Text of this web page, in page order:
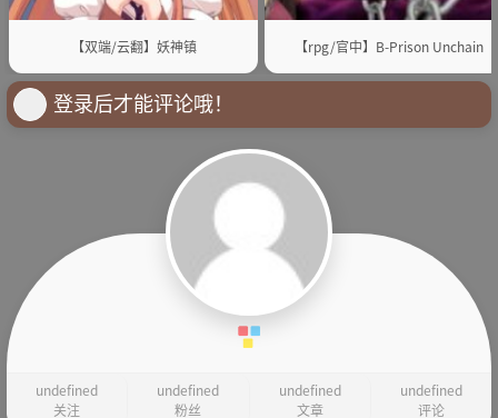
【双端/云翻】妖神镇 【rpg/官中】B-Prison Unchain
登录后才能评论哦！
undefined
关注
undefined
粉丝
undefined
文章
undefined
评论